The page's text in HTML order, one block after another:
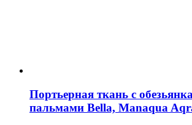
Портьерная ткань с
пальмами Bella, Manaqua